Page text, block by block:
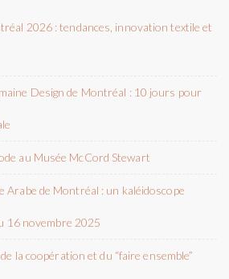
2026 : tendances, innovation textile et
Design de Montréal : 10 jours pour
au Musée McCord Stewart
Arabe de Montréal : un kaléidoscope
16 novembre 2025
la coopération et du “faire ensemble”